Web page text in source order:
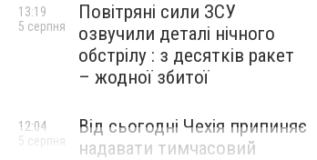
Повітряні сили ЗСУ
озвучили деталі нічного
обстрілу : з десятків ракет
– жодної збитої
13:19
5 серпня
Від сьогодні Чехія припиняє
надавати тимчасовий
12:04
5 серпня